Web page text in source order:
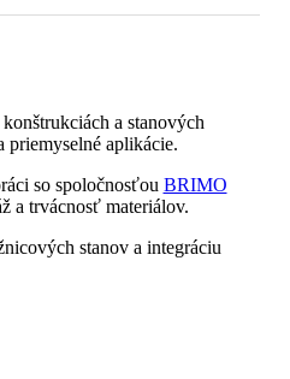
a stanových
priemyselné aplikácie.
so spoločnosťou BRIMO
a trvácnosť materiálov.
stanov a integráciu